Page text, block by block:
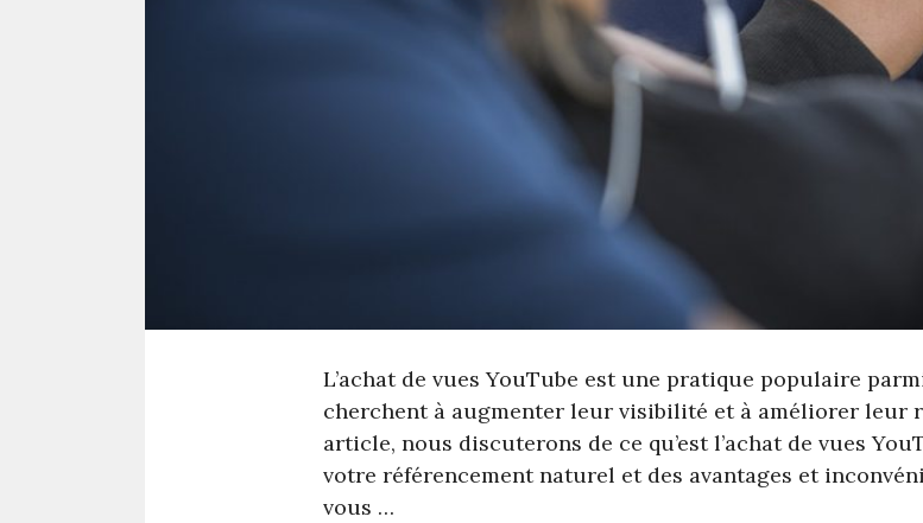
L’achat de vues YouTube est une pratique populaire
cherchent à augmenter leur visibilité et à améliorer leur
article, nous discuterons de ce qu’est l’achat de vues
votre référencement naturel et des avantages et
vous …